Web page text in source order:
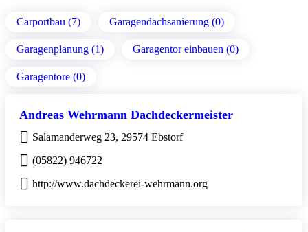
Carportbau (7) Garagendachsanierung (0)
Garagenplanung (1) Garagentor einbauen (0)
Garagentore (0)
Andreas Wehrmann Dachdeckermeister
Salamanderweg 23, 29574 Ebstorf
(05822) 946722
http://www.dachdeckerei-wehrmann.org